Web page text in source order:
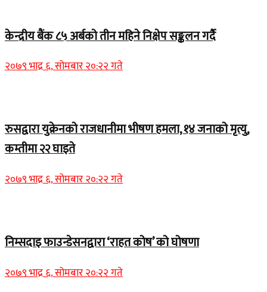
केन्द्रीय बैंक ८५ अर्बको तीन महिने निक्षेप सङ्कलन गर्दै
२०७९ भाद्र ६, सोमबार २०:२२ गते
रुसद्वारा युक्रेनको राजधानीमा भीषण हमला, १४ जनाको मृत्यु,
कम्तीमा २२ घाइते
२०७९ भाद्र ६, सोमबार २०:२२ गते
निम्सदाइ फाउन्डेसनद्वारा ‘राहत कोष’ को घोषणा
२०७९ भाद्र ६, सोमबार २०:२२ गते